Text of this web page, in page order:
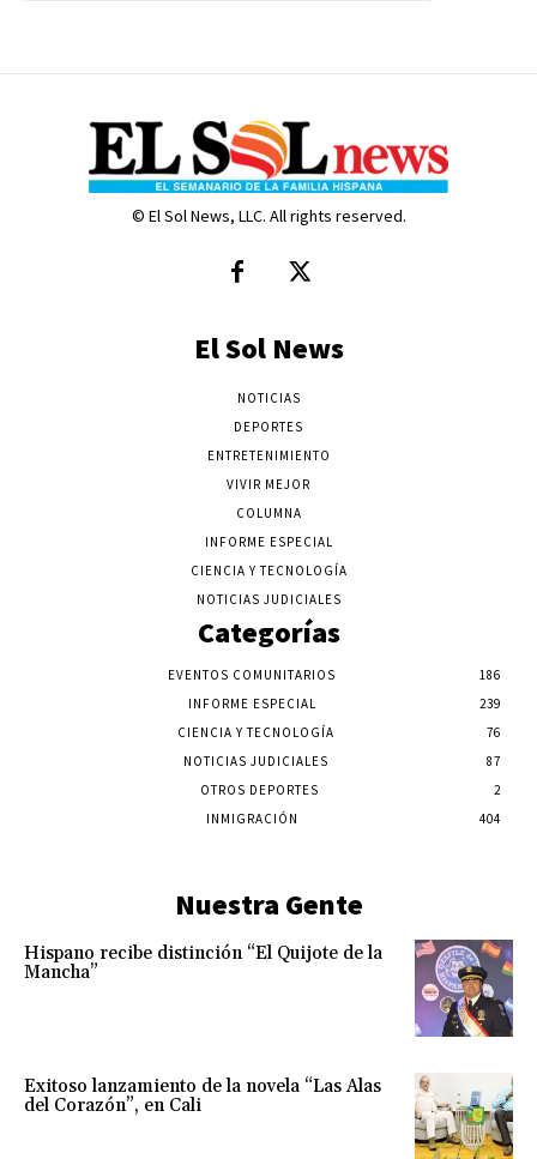
© El Sol News, LLC. All rights reserved.
El Sol News
NOTICIAS
DEPORTES
ENTRETENIMIENTO
VIVIR MEJOR
COLUMNA
INFORME ESPECIAL
CIENCIA Y TECNOLOGÍA
NOTICIAS JUDICIALES
Categorías
EVENTOS COMUNITARIOS
186
INFORME ESPECIAL
239
CIENCIA Y TECNOLOGÍA
76
NOTICIAS JUDICIALES
87
OTROS DEPORTES
2
INMIGRACIÓN
404
Nuestra Gente
Hispano recibe distinción “El Quijote de la
Mancha”
Exitoso lanzamiento de la novela “Las Alas
del Corazón”, en Cali